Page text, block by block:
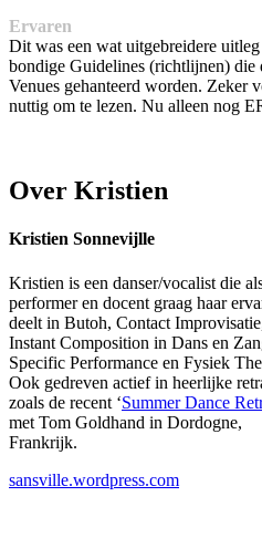
Ervaren
Dit was een wat uitgebreidere
bondige Guidelines (richtlijnen) die
Venues gehanteerd worden. Zeker
nuttig om te lezen. Nu alleen nog
Over Kristien
Kristien Sonnevijlle
Kristien is een danser/vocalist die
performer en docent graag haar
deelt in Butoh, Contact
Instant Composition in Dans en
Specific Performance en Fysiek
Ook gedreven actief in heerlijke
zoals de recent ‘Summer Dance
met Tom Goldhand in Dordogne,
Frankrijk.
sansville.wordpress.com